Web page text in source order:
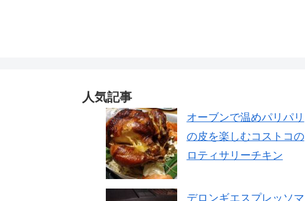
人気記事
オーブンで温めパリパリ
の皮を楽しむコストコの
ロティサリーチキン
デロンギエスプレッソマ